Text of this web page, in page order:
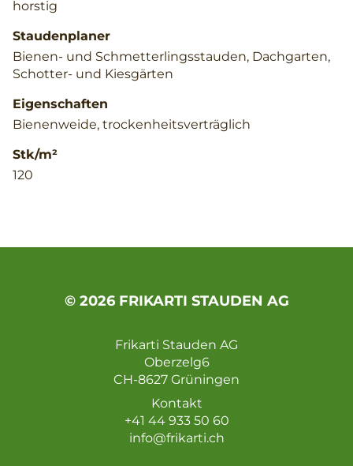
horstig
Staudenplaner
Bienen- und Schmetterlingsstauden, Dachgarten,
Schotter- und Kiesgärten
Eigenschaften
Bienenweide, trockenheitsverträglich
Stk/m²
120
© 2026 FRIKARTI STAUDEN AG
Frikarti Stauden AG
Oberzelg6
CH-8627 Grüningen
Kontakt
+41 44 933 50 60
info@frikarti.ch